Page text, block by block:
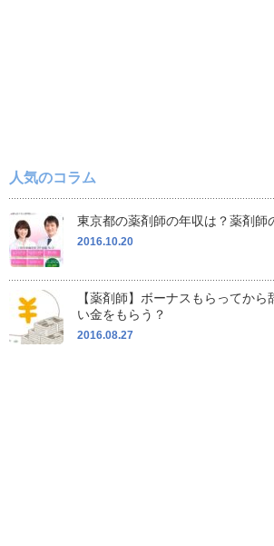
人気のコラム
東京都の薬剤師の年収は？薬剤師
2016.10.20
【薬剤師】ボーナスもらってか
い金をもらう？
2016.08.27